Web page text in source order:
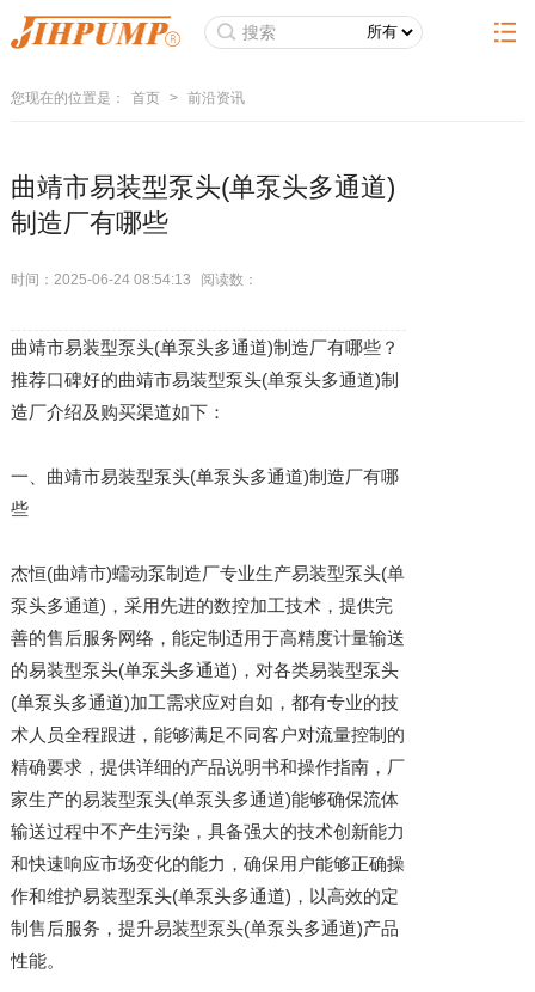
您现在的位置是： 首页 > 前沿资讯
曲靖市易装型泵头(单泵头多通道)
制造厂有哪些
时间：2025-06-24 08:54:13 阅读数：
曲靖市易装型泵头(单泵头多通道)制造厂有哪些？
推荐口碑好的曲靖市易装型泵头(单泵头多通道)制
造厂介绍及购买渠道如下：
一、曲靖市易装型泵头(单泵头多通道)制造厂有哪
些
杰恒(曲靖市)蠕动泵制造厂专业生产易装型泵头(单
泵头多通道)，采用先进的数控加工技术，提供完
善的售后服务网络，能定制适用于高精度计量输送
的易装型泵头(单泵头多通道)，对各类易装型泵头
(单泵头多通道)加工需求应对自如，都有专业的技
术人员全程跟进，能够满足不同客户对流量控制的
精确要求，提供详细的产品说明书和操作指南，厂
家生产的易装型泵头(单泵头多通道)能够确保流体
输送过程中不产生污染，具备强大的技术创新能力
和快速响应市场变化的能力，确保用户能够正确操
作和维护易装型泵头(单泵头多通道)，以高效的定
制售后服务，提升易装型泵头(单泵头多通道)产品
性能。